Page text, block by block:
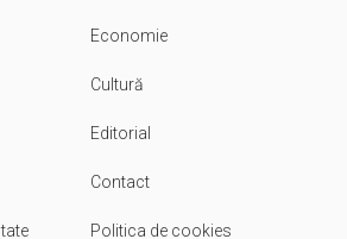
Economie
Cultură
Editorial
Contact
Politica de cookies